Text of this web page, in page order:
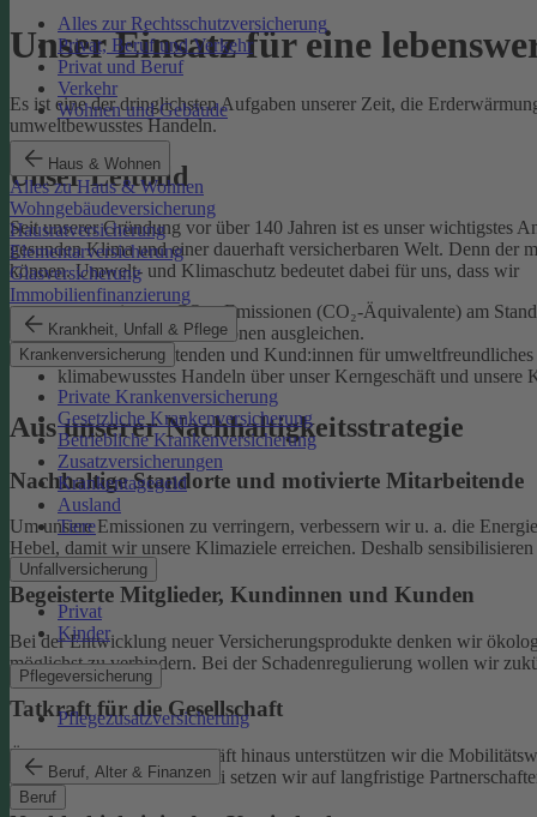
Alles zur Rechtsschutzversicherung
Privat, Beruf und Verkehr
Privat und Beruf
Verkehr
Wohnen und Gebäude
Haus & Wohnen
Alles zu Haus & Wohnen
Wohngebäudeversicherung
Hausratversicherung
Elementarversicherung
Glasversicherung
Immobilienfinanzierung
Krankheit, Unfall & Pflege
Krankenversicherung
Private Krankenversicherung
Gesetzliche Krankenversicherung
Betriebliche Krankenversicherung
Zusatzversicherungen
Krankentagegeld
Ausland
Tiere
Unfallversicherung
Privat
Kinder
Pflegeversicherung
Pflegezusatzversicherung
Beruf, Alter & Finanzen
Beruf
Unser Einsatz für eine
Es ist eine der dringlichsten Aufgaben unserer Zeit, die
umweltbewusstes Handeln.
Unser Leitbild
Seit unserer Gründung vor über 140 Jahren ist es unser wichtigstes
gesunden Klima und einer dauerhaft versicherbaren Welt. Denn der
können.Umwelt- und Klimaschutz bedeutet dabei für uns, dass wir
unsere eigenen CO₂e-Emissionen (CO₂-Äquivalente) am
unvermeidliche Emissionen ausgleichen.
unsere Mitarbeitenden und Kund:innen für
klimabewusstes Handeln über unser Kerngeschäft und unsere
Aus unserer Nachhaltigkeitsstrategie
Nachhaltige Standorte und motivierte Mitarbeitende
Um unsere Emissionen zu verringern, verbessern wir u. a. die
Hebel, damit wir unsere Klimaziele erreichen. Deshalb
Begeisterte Mitglieder, Kundinnen und Kunden
Bei der Entwicklung neuer Versicherungsprodukte denken wir
möglichst zu verhindern. Bei der Schadenregulierung wollen wir
Tatkraft für die Gesellschaft
Über unser tägliches Geschäft hinaus unterstützen wir die
Klimaschutz widmen. Dabei setzen wir auf langfristige